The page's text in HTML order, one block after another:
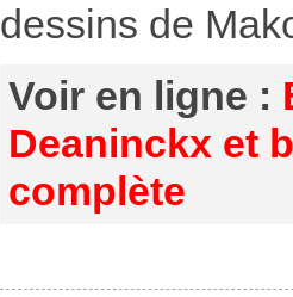
dessins de
Voir en ligne :
Deaninckx et
complète